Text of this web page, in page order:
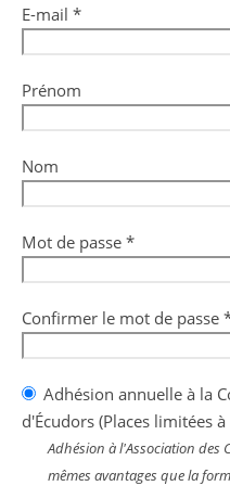
E-mail *
Prénom
Nom
Mot de passe *
Confirmer le mot de passe
Adhésion annuelle à la
d'Écudors (Places limitées
Adhésion à l'Association des
mêmes avantages que la